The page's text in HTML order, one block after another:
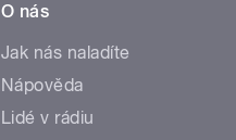
O nás
Jak nás naladíte
Nápověda
Lidé v rádiu